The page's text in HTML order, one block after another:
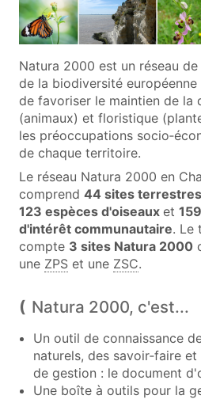
Natura 2000 est un réseau
de la biodiversité
de favoriser le maintien de la
(animaux) et floristique
les préoccupations
de chaque territoire.
Le réseau Natura 2000 en
comprend 44 sites
123 espèces d'oiseaux et
d'intérêt communautaire. Le
compte 3 sites Natura 2000
une ZPS et une ZSC.
Natura 2000, c'est...
Un outil de connaissance
naturels, des savoir‑faire
de gestion : le document
Une boîte à outils pour la